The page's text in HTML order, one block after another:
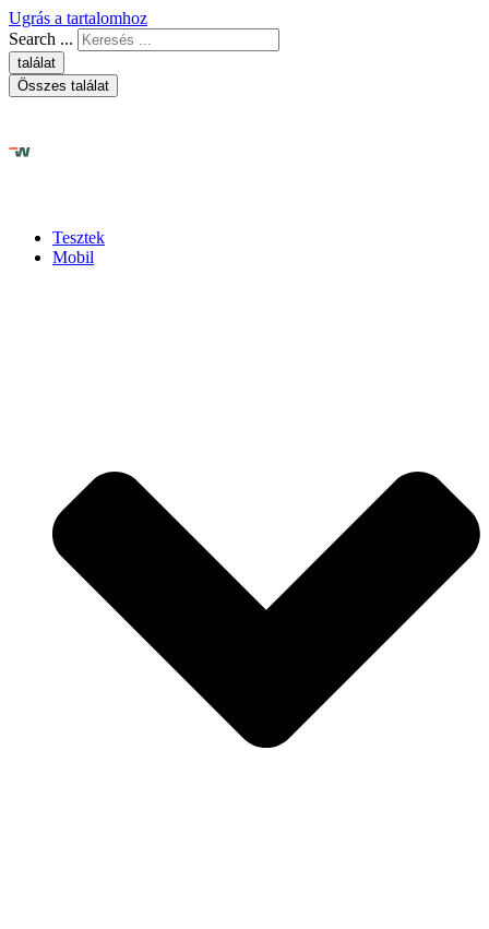
Ugrás a tartalomhoz
Search ...
találat
Összes találat
Tesztek
Mobil